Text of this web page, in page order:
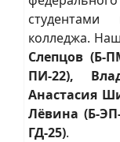
колледжа.
Слепцов (Б-
ПИ-22),
Анастасия
Лёвина (Б-
ГД-25).